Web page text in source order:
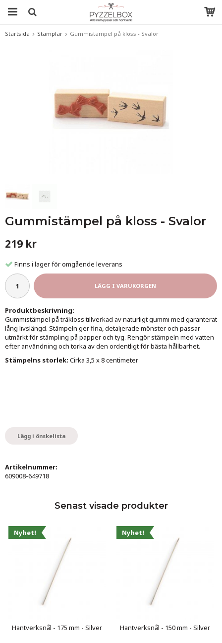
Startsida Stämplar Gummistämpel på kloss - Svalor
Gummistämpel på kloss - Svalor
219 kr
Finns i lager för omgående leverans
LÄGG I VARUKORGEN
Produktbeskrivning:
Gummistämpel på träkloss tillverkad av naturligt gummi med garanterat
lång livslängd. Stämpeln ger fina, detaljerade mönster och passar
utmärkt för stämpling på papper och tyg. Rengör stämpeln med vatten
efter användning och torka av den ordentligt för bästa hållbarhet.
Stämpelns storlek: Cirka 3,5 x 8 centimeter
Lägg i önskelista
Artikelnummer:
609008-649718
Senast visade produkter
Nyhet!
Hantverksnål - 175 mm - Silver
Nyhet!
Hantverksnål - 150 mm - Silver